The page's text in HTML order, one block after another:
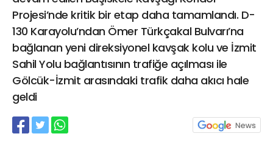
Projesi’nde kritik bir etap daha tamamlandı. D-
130 Karayolu’ndan Ömer Türkçakal Bulvarı’na
bağlanan yeni direksiyonel kavşak kolu ve İzmit
Sahil Yolu bağlantısının trafiğe açılması ile
Gölcük-İzmit arasındaki trafik daha akıcı hale
geldi
02624132333
haber@golcukpostasi.com